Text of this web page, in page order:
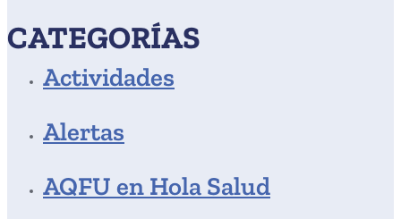
CATEGORÍAS
Actividades
Alertas
AQFU en Hola Salud